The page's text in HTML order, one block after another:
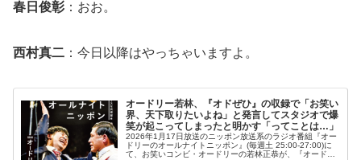
春日俊彰 ：おお。
西村真二 ：今日以降はやっちゃいますよ。
オードリー若林、『オドぜひ』の収録で「お笑い
界、天下取りたいよね」と発言してスタジオで爆
笑が起こってしまったと明かす「ってことは…」
2026年1月17日放送のニッポン放送系のラジオ番組『オー
ドリーのオールナイトニッポン』(毎週土 25:00-27:00)に
て、お笑いコンビ・オードリーの若林正恭が、『オードリ